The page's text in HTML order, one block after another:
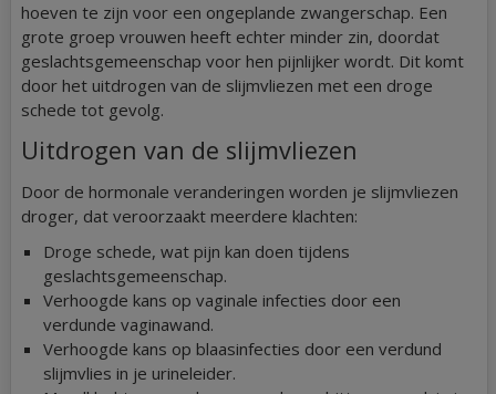
hoeven te zijn voor een ongeplande zwangerschap. Een
grote groep vrouwen heeft echter minder zin, doordat
geslachtsgemeenschap voor hen pijnlijker wordt. Dit komt
door het uitdrogen van de slijmvliezen met een droge
schede tot gevolg.
Uitdrogen van de slijmvliezen
Door de hormonale veranderingen worden je slijmvliezen
droger, dat veroorzaakt meerdere klachten:
Droge schede, wat pijn kan doen tijdens
geslachtsgemeenschap.
Verhoogde kans op vaginale infecties door een
verdunde vaginawand.
Verhoogde kans op blaasinfecties door een verdund
slijmvlies in je urineleider.